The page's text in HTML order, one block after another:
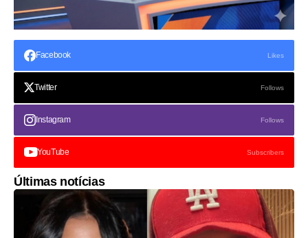
Facebook Likes
Twitter Follows
Instagram Follows
YouTube Subscribers
Últimas notícias